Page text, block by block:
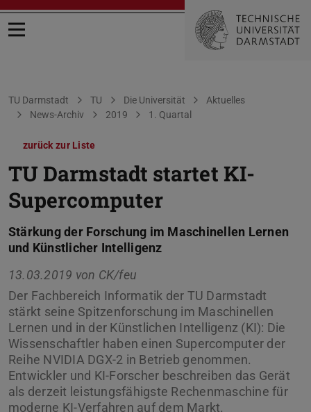
Menü öffnen
Sie befinden sich hier:
TU Darmstadt TU Die Universität
Aktuelles
News-Archiv
2019 1. Quartal
zurück zur Liste
TU Darmstadt startet KI-
Supercomputer
Stärkung der Forschung im Maschinellen Lernen
und Künstlicher Intelligenz
13.03.2019 von CK/feu
Der Fachbereich Informatik der TU Darmstadt
stärkt seine Spitzenforschung im Maschinellen
Lernen und in der Künstlichen Intelligenz (KI): Die
Wissenschaftler haben einen Supercomputer der
Reihe NVIDIA DGX-2 in Betrieb genommen.
Entwickler und KI-Forscher beschreiben das Gerät
als derzeit leistungsfähigste Rechenmaschine für
moderne KI-Verfahren auf dem Markt.